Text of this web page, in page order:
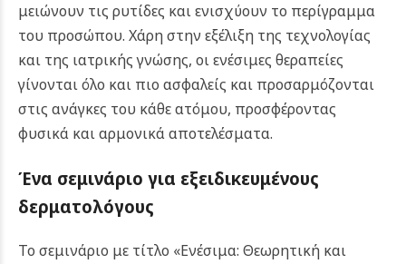
μειώνουν τις ρυτίδες και ενισχύουν το περίγραμμα
του προσώπου. Χάρη στην εξέλιξη της τεχνολογίας
και της ιατρικής γνώσης, οι ενέσιμες θεραπείες
γίνονται όλο και πιο ασφαλείς και προσαρμόζονται
στις ανάγκες του κάθε ατόμου, προσφέροντας
φυσικά και αρμονικά αποτελέσματα.
Ένα σεμινάριο για εξειδικευμένους
δερματολόγους
Το σεμινάριο με τίτλο «Ενέσιμα: Θεωρητική και